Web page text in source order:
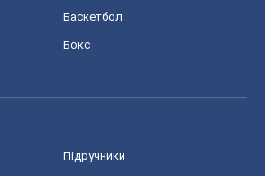
Баскетбол
Бокс
Підручники